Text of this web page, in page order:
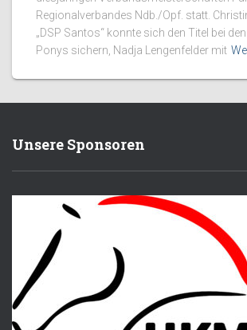
Regionalverbandes Ndb./Opf. statt.
„DSP Santos“ konnte sich den Titel bei
Ponys sichern, Nadja Lengenfelder mit
Unsere Sponsoren